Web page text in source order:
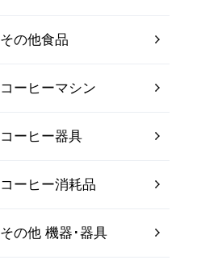
その他食品
コーヒーマシン
コーヒー器具
コーヒー消耗品
その他 機器･器具